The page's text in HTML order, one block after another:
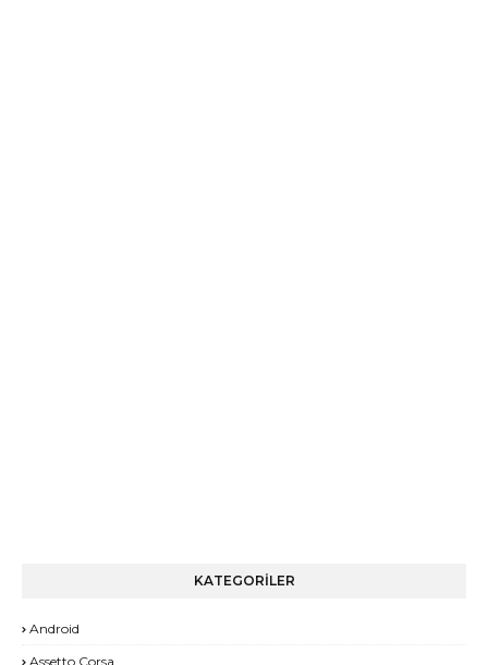
KATEGORİLER
Android
Assetto Corsa